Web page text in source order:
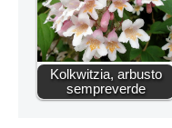
Kolkwitzia, arbusto
sempreverde